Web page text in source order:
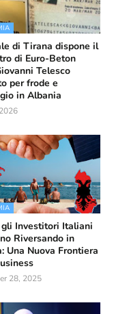
di Tirana dispone il
di Euro-Beton
Telesco
per frode e
in Albania
gli Investitori Italiani
Riversando in
Una Nuova Frontiera
28, 2025